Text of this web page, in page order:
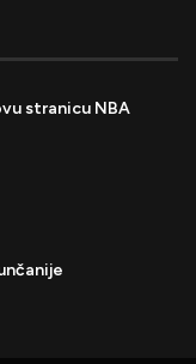
stranicu NBA